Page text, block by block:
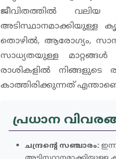
ജീവിതത്തിൽ
അടിസ്ഥാനമാക്കിയുള്ള
തൊഴിൽ, ആരോഗ്യം,
സാധ്യതയുള്ള
രാശികളിൽ നിങ്ങളുടെ
കാത്തിരിക്കുന്നത്
പ്രധാന
ചന്ദ്രന്റെ സഞ്ചാരം: